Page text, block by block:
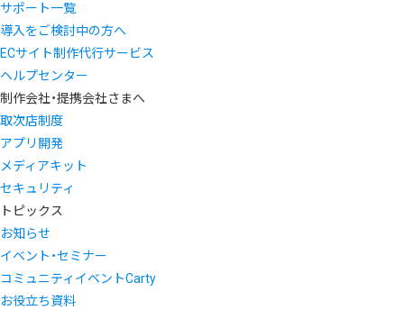
サポート一覧
導入をご検討中の方へ
ECサイト制作代行サービス
ヘルプセンター
制作会社・提携会社さまへ
取次店制度
アプリ開発
メディアキット
セキュリティ
トピックス
お知らせ
イベント・セミナー
コミュニティイベントCarty
お役立ち資料